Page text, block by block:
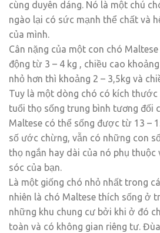
cùng duyên dáng. Nó là một chú
ngào lại có sức mạnh thể chất và
của mình.
Cân nặng của một con chó
động từ 3 – 4 kg , chiều cao
nhỏ hơn thì khoảng 2 – 3,5kg và
Tuy là một dòng chó có kích thước
tuổi thọ sống trung bình tương đối
Maltese có thể sống được từ 13 –
số ước chừng, vẫn có những con
thọ ngắn hay dài của nó phụ thuộc
sóc của bạn.
Là một giống chó nhỏ nhất trong
nhiên là chó Maltese thích sống ở
những khu chung cư bởi khi ở đó
toàn và có không gian riêng tư.